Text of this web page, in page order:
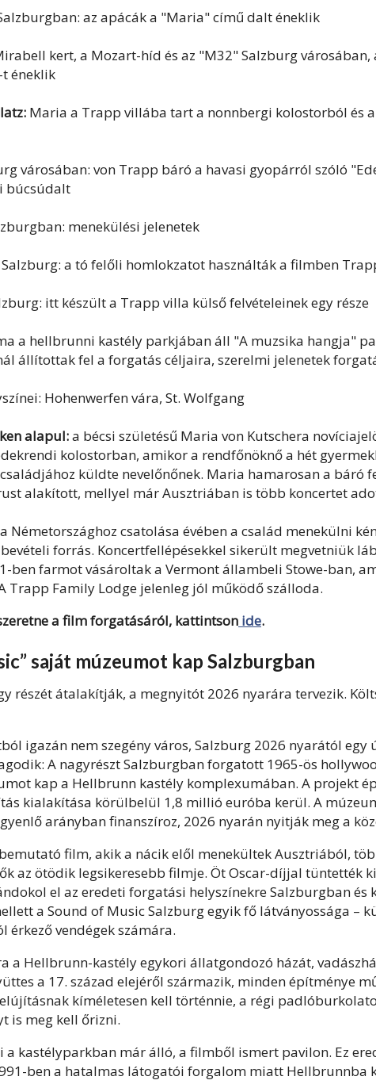
az apácák a "Maria" című dalt éneklik
kert, a Mozart-híd és az "M32" Salzburg városában,
éneklik
Maria a Trapp villába tart a nonnbergi kolostorból és
városában: von Trapp báró a havasi gyopárról szóló
búcsúdalt
menekülési jelenetek
Salzburg: a tó felőli homlokzatot használták a filmben
itt készült a Trapp villa külső felvételeinek egy része
a hellbrunni kastély parkjában áll "A muzsika hangja"
állítottak fel a forgatás céljaira, szerelmi jelenetek
Hohenwerfen vára, St. Wolfgang
alapul:a bécsi születésű Maria von Kutschera
kolostorban, amikor a rendfőnöknő a hét
küldte nevelőnőnek. Maria hamarosan a báró
alakított, mellyel már Ausztriában is több koncertet
Németországhoz csatolása évében a család menekülni
forrás. Koncertfellépésekkel sikerült megvetniük
ben farmot vásároltak a Vermont állambeli Stowe-ban,
Trapp Family Lodge jelenleg jól működő szálloda.
a film forgatásáról, kattintson ide.
saját múzeumot kap Salzburgban
részét átalakítják, a megnyitót 2026 nyarára tervezik.
igazán nem szegény város, Salzburg 2026 nyarától
A nagyrészt Salzburgban forgatott 1965-ös
kap a Hellbrunn kastély komplexumában. A projekt
kialakítása körülbelül 1,8 millió euróba kerül. A
arányban finanszíroz, 2026 nyarán nyitják meg a
film, akik a nácik elől menekültek Ausztriából,
az ötödik legsikeresebb filmje. Öt Oscar-díjjal tüntették
el az eredeti forgatási helyszínekre Salzburgban és
a Sound of Music Salzburg egyik fő látványossága –
érkező vendégek számára.
a Hellbrunn-kastély egykori állatgondozó házát,
a 17. század elejéről származik, minden építménye
kíméletesen kell történnie, a régi
is meg kell őrizni.
a kastélyparkban már álló, a filmből ismert pavilon. Ez
ben a hatalmas látogatói forgalom miatt Hellbrunnba